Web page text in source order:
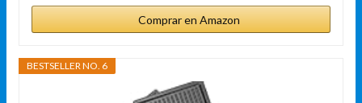
Comprar en Amazon
BESTSELLER NO. 6